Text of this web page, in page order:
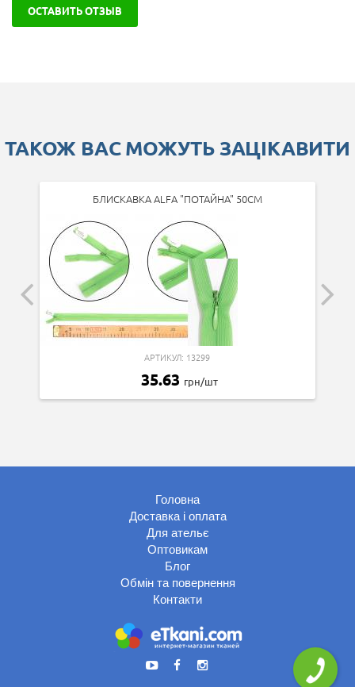
ОСТАВИТЬ ОТЗЫВ
ТАКОЖ ВАС МОЖУТЬ ЗАЦІКАВИТИ
БЛИСКАВКА ALFA "ПОТАЙНА" 50СМ
АРТИКУЛ: 13299
35.63 грн/шт
Головна
Доставка і оплата
Для ательє
Оптовикам
Блог
Обмін та повернення
Контакти